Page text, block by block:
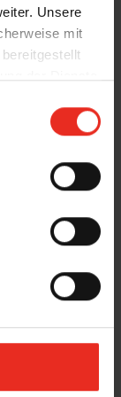
Unsere
mit